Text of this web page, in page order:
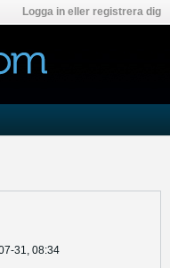
Logga in eller registrera dig
31, 08:34